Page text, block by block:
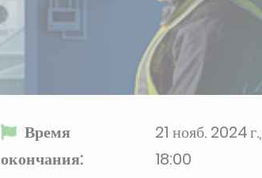
Время
окончания:
21 нояб. 2024 г.,
18:00